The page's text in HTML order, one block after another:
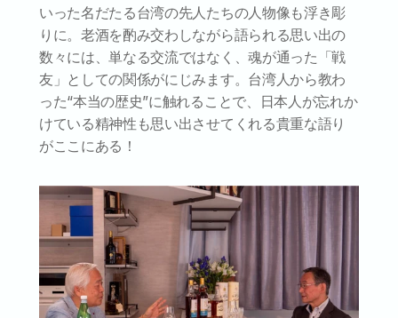
いった名だたる台湾の先人たちの人物像も浮き彫
りに。老酒を酌み交わしながら語られる思い出の
数々には、単なる交流ではなく、魂が通った「戦
友」としての関係がにじみます。台湾人から教わ
った“本当の歴史”に触れることで、日本人が忘れか
けている精神性も思い出させてくれる貴重な語り
がここにある！